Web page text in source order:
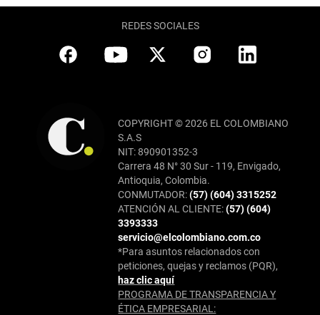
REDES SOCIALES
COPYRIGHT © 2026 EL COLOMBIANO
S.A.S
NIT: 890901352-3
Carrera 48 N° 30 Sur - 119, Envigado,
Antioquia, Colombia.
CONMUTADOR:(57) (604) 3315252
ATENCIÓN AL CLIENTE:(57) (604)
3393333
servicio@elcolombiano.com.co
*Para asuntos relacionados con
peticiones, quejas y reclamos (PQR),
haz clic aquí
PROGRAMA DE TRANSPARENCIA Y
ÉTICA EMPRESARIAL: